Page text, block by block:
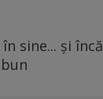
sine... și încă